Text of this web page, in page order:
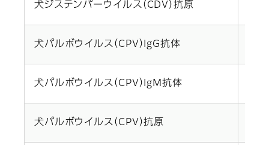
犬ジステンパーウイルス（CDV）抗原
犬パルボウイルス（CPV）IgG抗体
犬パルボウイルス（CPV）IgM抗体
犬パルボウイルス（CPV）抗原